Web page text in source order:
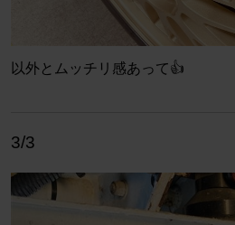
以外とムッチリ感あって👍
3/3